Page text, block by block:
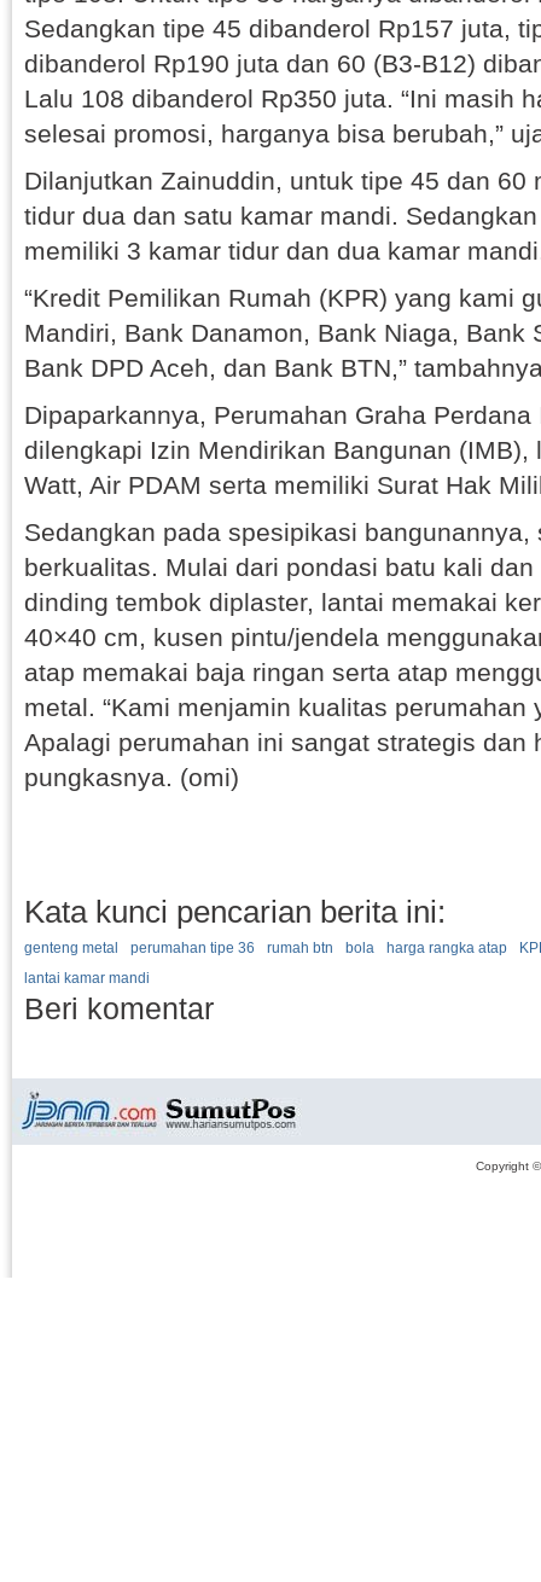
Sedangkan tipe 45 dibanderol Rp157 juta,
dibanderol Rp190 juta dan 60 (B3-B12)
Lalu 108 dibanderol Rp350 juta. “Ini masih
selesai promosi, harganya bisa berubah,”
Dilanjutkan Zainuddin, untuk tipe 45 dan 60
tidur dua dan satu kamar mandi.
memiliki 3 kamar tidur dan dua kamar
“Kredit Pemilikan Rumah (KPR) yang kami
Mandiri, Bank Danamon, Bank Niaga, Bank
Bank DPD Aceh, dan Bank BTN,”
Dipaparkannya, Perumahan Graha
dilengkapi Izin Mendirikan Bangunan (IMB),
Watt, Air PDAM serta memiliki Surat Hak
Sedangkan pada spesipikasi
berkualitas. Mulai dari pondasi batu kali
dinding tembok diplaster, lantai memakai
40×40 cm, kusen pintu/jendela
atap memakai baja ringan serta atap
metal. “Kami menjamin kualitas perumahan
Apalagi perumahan ini sangat strategis dan
pungkasnya. (omi)
Kata kunci pencarian berita ini:
genteng metal perumahan tipe 36 rumah btn bola harga rangka atap
lantai kamar mandi
Beri komentar
Copyright